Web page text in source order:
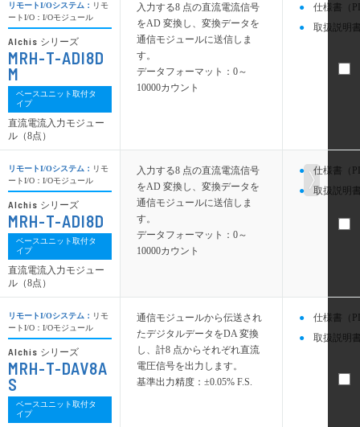
入力する8 点の直流電流信号
をAD 変換し、変換データを
通信モジュールに送信しま
す。
データフォーマット：0～
10000カウント
仕様書（
取扱説明
入力する8 点の直流電流信号
をAD 変換し、変換データを
通信モジュールに送信しま
す。
データフォーマット：0～
10000カウント
仕様書（
取扱説明
通信モジュールから伝送され
たデジタルデータをDA 変換
し、計8 点からそれぞれ直流
電圧信号を出力します。
基準出力精度：±0.05% F.S.
仕様書（
取扱説明
リモートI/Oシステム： リモ
ートI/O：I/Oモジュール
Alchis シリーズ
MRH-T-ADI8D
M
ベースユニット取付タ
イプ
直流電流入力モジュー
ル（8点）
リモートI/Oシステム： リモ
ートI/O：I/Oモジュール
Alchis シリーズ
MRH-T-ADI8D
ベースユニット取付タ
イプ
直流電流入力モジュー
ル（8点）
リモートI/Oシステム： リモ
ートI/O：I/Oモジュール
Alchis シリーズ
MRH-T-DAV8A
S
ベースユニット取付タ
イプ